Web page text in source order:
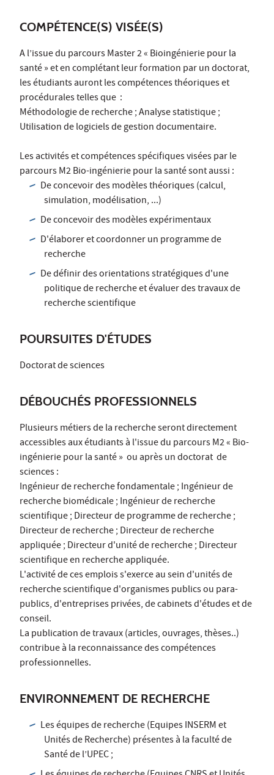
COMPÉTENCE(S) VISÉE(S)
A l’issue du parcours Master 2 « Bioingénierie pour la
santé » et en complétant leur formation par un doctorat,
les étudiants auront les compétences théoriques et
procédurales telles que :
Méthodologie de recherche ; Analyse statistique ;
Utilisation de logiciels de gestion documentaire.
Les activités et compétences spécifiques visées par le
parcours M2 Bio-ingénierie pour la santé sont aussi :
De concevoir des modèles théoriques (calcul,
simulation, modélisation, ...)
De concevoir des modèles expérimentaux
D'élaborer et coordonner un programme de
recherche
De définir des orientations stratégiques d'une
politique de recherche et évaluer des travaux de
recherche scientifique
POURSUITES D'ÉTUDES
Doctorat de sciences
DÉBOUCHÉS PROFESSIONNELS
Plusieurs métiers de la recherche seront directement
accessibles aux étudiants à l'issue du parcours M2 « Bio-
ingénierie pour la santé » ou après un doctorat de
sciences :
Ingénieur de recherche fondamentale ; Ingénieur de
recherche biomédicale ; Ingénieur de recherche
scientifique ; Directeur de programme de recherche ;
Directeur de recherche ; Directeur de recherche
appliquée ; Directeur d'unité de recherche ; Directeur
scientifique en recherche appliquée.
L'activité de ces emplois s'exerce au sein d'unités de
recherche scientifique d'organismes publics ou para-
publics, d'entreprises privées, de cabinets d'études et de
conseil.
La publication de travaux (articles, ouvrages, thèses..)
contribue à la reconnaissance des compétences
professionnelles.
ENVIRONNEMENT DE RECHERCHE
Les équipes de recherche (Equipes INSERM et
Unités de Recherche) présentes à la faculté de
Santé de l’UPEC ;